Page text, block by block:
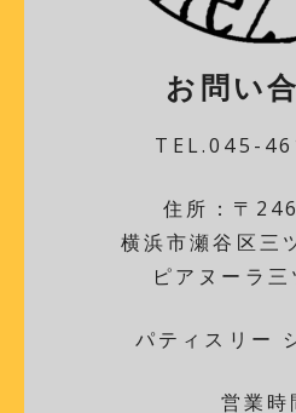
お問い
TEL.045-
住所：〒
横浜市瀬谷区三
ピアヌーラ
パティスリー
営業時